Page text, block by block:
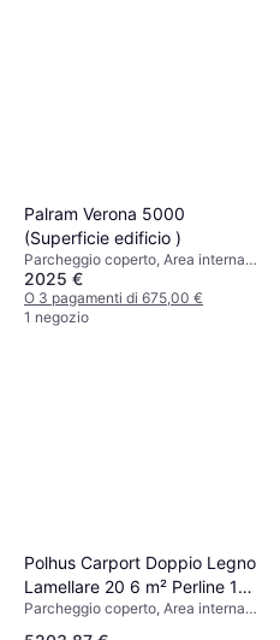
Palram Verona 5000
(Superficie edificio )
Parcheggio coperto, Area interna
14.4 m², Altezza 2180 mm
2025 €
O 3 pagamenti di 675,00 €
1 negozio
Polhus Carport Doppio Legno
Lamellare 20 6 m² Perline 19
mm (Superficie edificio 30.7
m²)
Parcheggio coperto, Area interna